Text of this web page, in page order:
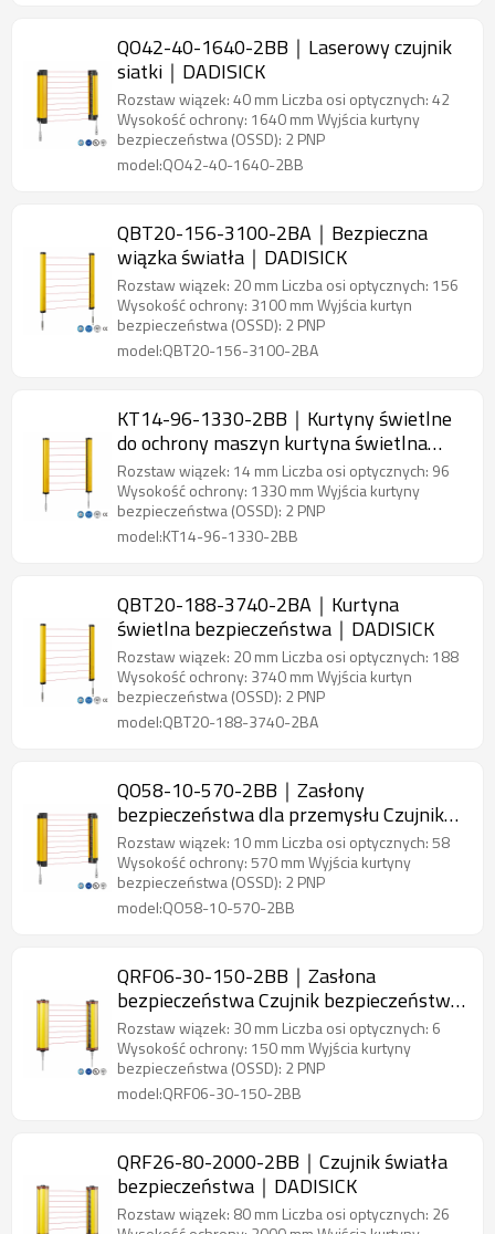
QO42-40-1640-2BB｜Laserowy czujnik
siatki｜DADISICK
Rozstaw wiązek: 40 mm Liczba osi optycznych: 42
Wysokość ochrony: 1640 mm Wyjścia kurtyny
bezpieczeństwa (OSSD): 2 PNP
model:QO42-40-1640-2BB
QBT20-156-3100-2BA｜Bezpieczna
wiązka światła｜DADISICK
Rozstaw wiązek: 20 mm Liczba osi optycznych: 156
Wysokość ochrony: 3100 mm Wyjścia kurtyn
bezpieczeństwa (OSSD): 2 PNP
model:QBT20-156-3100-2BA
KT14-96-1330-2BB｜Kurtyny świetlne
do ochrony maszyn kurtyna świetlna
bezpieczeństwa｜DADISICK
Rozstaw wiązek: 14 mm Liczba osi optycznych: 96
Wysokość ochrony: 1330 mm Wyjścia kurtyny
bezpieczeństwa (OSSD): 2 PNP
model:KT14-96-1330-2BB
QBT20-188-3740-2BA｜Kurtyna
świetlna bezpieczeństwa｜DADISICK
Rozstaw wiązek: 20 mm Liczba osi optycznych: 188
Wysokość ochrony: 3740 mm Wyjścia kurtyn
bezpieczeństwa (OSSD): 2 PNP
model:QBT20-188-3740-2BA
QO58-10-570-2BB｜Zasłony
bezpieczeństwa dla przemysłu Czujnik
bezpieczeństwa obszaru｜DADISICK
Rozstaw wiązek: 10 mm Liczba osi optycznych: 58
Wysokość ochrony: 570 mm Wyjścia kurtyny
bezpieczeństwa (OSSD): 2 PNP
model:QO58-10-570-2BB
QRF06-30-150-2BB｜Zasłona
bezpieczeństwa Czujnik bezpieczeństwa
obszaru｜DADISICK
Rozstaw wiązek: 30 mm Liczba osi optycznych: 6
Wysokość ochrony: 150 mm Wyjścia kurtyny
bezpieczeństwa (OSSD): 2 PNP
model:QRF06-30-150-2BB
QRF26-80-2000-2BB｜Czujnik światła
bezpieczeństwa｜DADISICK
Rozstaw wiązek: 80 mm Liczba osi optycznych: 26